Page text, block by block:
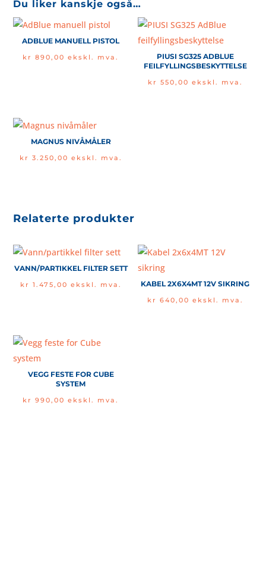
Du liker kanskje også…
ADBLUE MANUELL PISTOL
kr 890,00 ekskl. mva.
PIUSI SG325 ADBLUE
FEILFYLLINGSBESKYTTELSE
kr 550,00 ekskl. mva.
MAGNUS NIVÅMÅLER
kr 3.250,00 ekskl. mva.
Relaterte produkter
VANN/PARTIKKEL FILTER SETT
kr 1.475,00 ekskl. mva. KABEL 2X6X4MT 12V SIKRING
kr 640,00 ekskl. mva.
VEGG FESTE FOR CUBE
SYSTEM
kr 990,00 ekskl. mva.